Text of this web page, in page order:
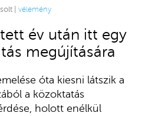
| vélemény
év után itt egy
megújítására
óta kiesni látszik a
a közoktatás
holott enélkül